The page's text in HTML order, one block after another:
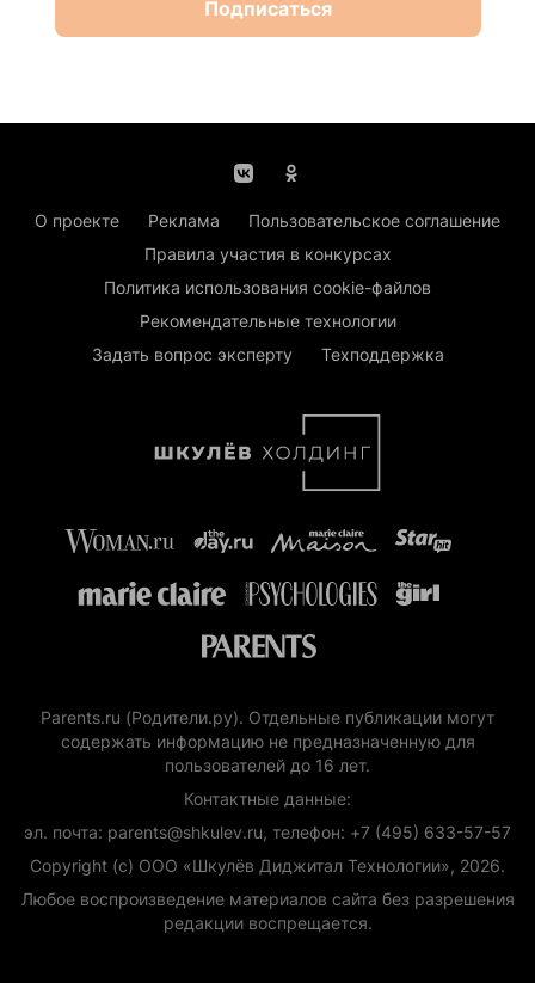
Подписаться
О проекте Реклама
Пользовательское соглашение
Правила участия в конкурсах
Политика использования cookie-файлов
Рекомендательные технологии
Задать вопрос эксперту
Техподдержка
Parents.ru (Родители.ру). Отдельные публикации могут
содержать информацию не предназначенную для
пользователей до 16 лет.
Контактные данные:
эл. почта: parents@shkulev.ru, телефон: +7 (495) 633-57-57
Copyright (с) ООО «Шкулёв Диджитал Технологии», 2026.
Любое воспроизведение материалов сайта без разрешения
редакции воспрещается.